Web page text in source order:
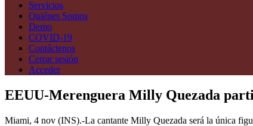
Servicios
Quiénes Somos
Demo
COVID-19
Contáctenos
Cerrar sesión
Acceder
EEUU-Merenguera Milly Quezada
Miami, 4 nov (INS).-La cantante Milly Quezada será la única